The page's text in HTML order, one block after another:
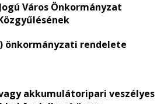
Város Önkormányzat
önkormányzati rendelete
akkumulátoripari veszélyes